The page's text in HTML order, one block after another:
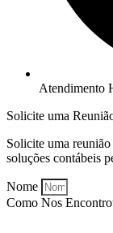
Atendimento
Solicite uma
Solicite uma reunião
soluções contábeis
Nome
Como Nos